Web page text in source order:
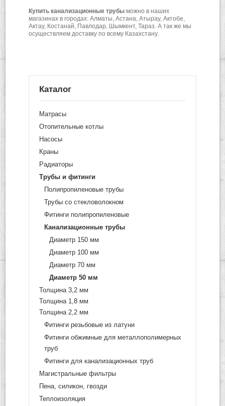
Купить канализационные трубыможно в наших
магазинах в городах: Алматы, Астана, Атырау, Актобе,
Актау, Костанай, Павлодар, Шымкент, Тараз. А так же мы
осуществляем доставку по всему Казахстану.
Каталог
Матрасы
Отопительные котлы
Насосы
Краны
Радиаторы
Трубы и фитинги
Полипропиленовые трубы
Трубы со стекловолокном
Фитинги полипропиленовые
Канализационные трубы
Диаметр 150 мм
Диаметр 100 мм
Диаметр 70 мм
Диаметр 50 мм
Толщина 3,2 мм
Толщина 1,8 мм
Толщина 2,2 мм
Фитинги резьбовые из латуни
Фитинги обжимные для металлополимерных
труб
Фитинги для канализационных труб
Магистральные фильтры
Пена, силикон, гвозди
Теплоизоляция